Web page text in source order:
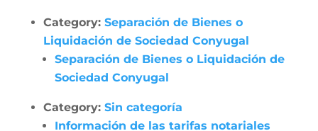
Category: Separación de Bienes o
Liquidación de Sociedad Conyugal
Separación de Bienes o Liquidación de
Sociedad Conyugal
Category: Sin categoría
Información de las tarifas notariales